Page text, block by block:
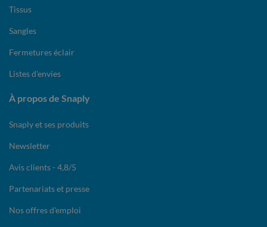
Tissus
Sangles
Fermetures éclair
Listes d'envies
À propos de Snaply
Snaply et ses produits
Newsletter
Avis clients - 4,8/5
Partenariats et presse
Nos offres d'emploi